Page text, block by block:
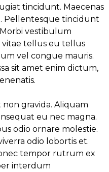
tincidunt. Maecenas
Pellentesque tincidunt
vestibulum
tellus eu tellus
vel congue mauris.
sit amet enim dictum,
gravida. Aliquam
eu nec magna.
odio ornare molestie.
odio lobortis et.
tempor rutrum ex
interdum